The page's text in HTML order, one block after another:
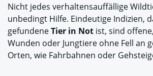
Nicht jedes verhaltensauffällige
unbedingt Hilfe. Eindeutige Indizien,
gefundeneTier in Not ist, sind
Wunden oder Jungtiere ohne Fell an
Orten, wie Fahrbahnen oder